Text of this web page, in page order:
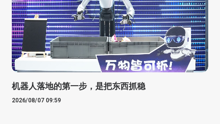
机器人落地的第一步，是把东西抓稳
2026/08/07 09:59